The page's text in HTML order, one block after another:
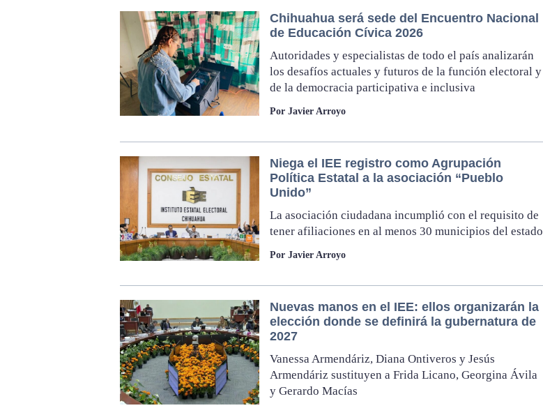
Chihuahua será sede del Encuentro Nacional
de Educación Cívica 2026
Autoridades y especialistas de todo el país analizarán
los desafíos actuales y futuros de la función electoral y
de la democracia participativa e inclusiva
Por Javier Arroyo
Niega el IEE registro como Agrupación
Política Estatal a la asociación “Pueblo
Unido”
La asociación ciudadana incumplió con el requisito de
tener afiliaciones en al menos 30 municipios del estado
Por Javier Arroyo
Nuevas manos en el IEE: ellos organizarán la
elección donde se definirá la gubernatura de
2027
Vanessa Armendáriz, Diana Ontiveros y Jesús
Armendáriz sustituyen a Frida Licano, Georgina Ávila
y Gerardo Macías